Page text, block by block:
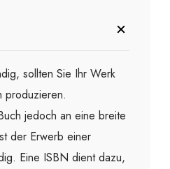
sollten Sie Ihr Werk
produzieren.
jedoch an eine breite
der Erwerb einer
Eine ISBN dient dazu,